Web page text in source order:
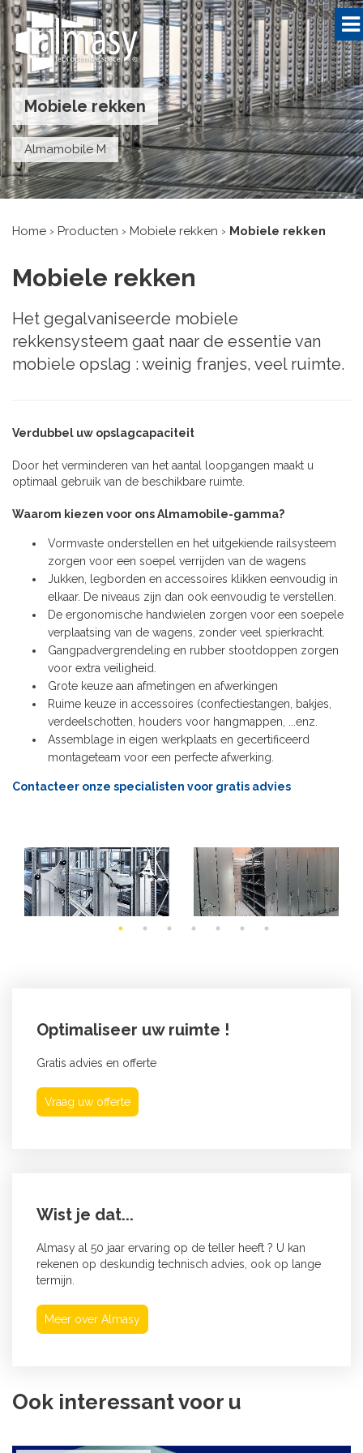
Mobiele rekken
Almamobile M
Home › Producten › Mobiele rekken › Mobiele rekken
Mobiele rekken
Het gegalvaniseerde mobiele
rekkensysteem gaat naar de essentie van
mobiele opslag : weinig franjes, veel ruimte.
Verdubbel uw opslagcapaciteit
Door het verminderen van het aantal loopgangen maakt u
optimaal gebruik van de beschikbare ruimte.
Waarom kiezen voor ons Almamobile-gamma?
Vormvaste onderstellen en het uitgekiende railsysteem
zorgen voor een soepel verrijden van de wagens
Jukken, legborden en accessoires klikken eenvoudig in
elkaar. De niveaus zijn dan ook eenvoudig te verstellen.
De ergonomische handwielen zorgen voor een soepele
verplaatsing van de wagens, zonder veel spierkracht.
Gangpadvergrendeling en rubber stootdoppen zorgen
voor extra veiligheid.
Grote keuze aan afmetingen en afwerkingen
Ruime keuze in accessoires (confectiestangen, bakjes,
verdeelschotten, houders voor hangmappen, ...enz.
Assemblage in eigen werkplaats en gecertificeerd
montageteam voor een perfecte afwerking.
Contacteer onze specialisten voor gratis advies
Optimaliseer uw ruimte !
Gratis advies en offerte
Vraag uw offerte
Wist je dat...
Almasy al 50 jaar ervaring op de teller heeft ? U kan
rekenen op deskundig technisch advies, ook op lange
termijn.
Meer over Almasy
Ook interessant voor u